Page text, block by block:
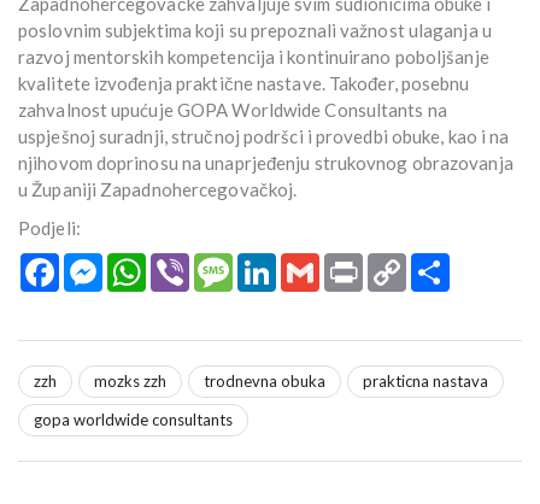
poslovnim subjektima koji su prepoznali važnost ulaganja u
razvoj mentorskih kompetencija i kontinuirano poboljšanje
kvalitete izvođenja praktične nastave. Također, posebnu
zahvalnost upućuje GOPA Worldwide Consultants na
uspješnoj suradnji, stručnoj podršci i provedbi obuke, kao i na
njihovom doprinosu na unaprjeđenju strukovnog obrazovanja
u Županiji Zapadnohercegovačkoj.
Podjeli:
FacebookMessengerWhatsApp
Viber MessageLinkedInGmail Print Copy
Link
zzh mozks zzh trodnevna obuka
prakticna nastava
gopa worldwide consultants